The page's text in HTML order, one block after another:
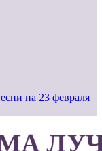
на 23 февраля